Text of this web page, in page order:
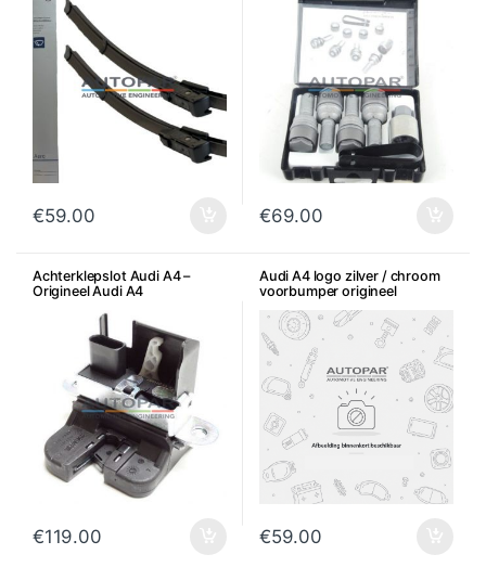
€59.00 €69.00
Achterklepslot Audi A4 –
Origineel Audi A4
€119.00
Audi A4 logo zilver / chroom
voorbumper origineel
€59.00